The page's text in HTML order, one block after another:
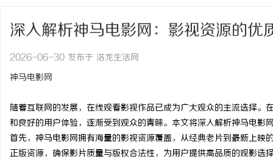
深入解析神马电影网：影视资源的优
2026-06-30 发布于 洛龙生活网
神马电影网
随着互联网的发展，在线观看影视作品已成为广大观众的主流选择。
和良好的用户体验，逐渐受到观众的青睐。本文将深入解析神马电影
首先，神马电影网拥有海量的影视资源覆盖，从经典老片到最新上
正版资源，确保影片质量与版权合法性，为用户提供高品质的观影